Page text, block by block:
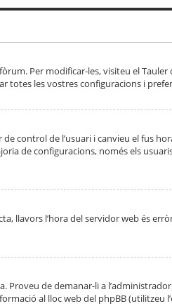
Per modificar-les, visiteu el Tauler
totes les vostres configuracions i
control de l’usuari i canvieu el fus
de configuracions, només els
llavors l’hora del servidor web és
de demanar-li a
al lloc web del phpBB (utilitzeu